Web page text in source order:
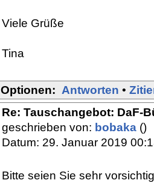
Viele Grüße
Tina
Optionen: Antworten •
Re: Tauschangebot: DaF-
geschrieben von: bobaka ()
Datum: 29. Januar 2019
Bitte seien Sie sehr